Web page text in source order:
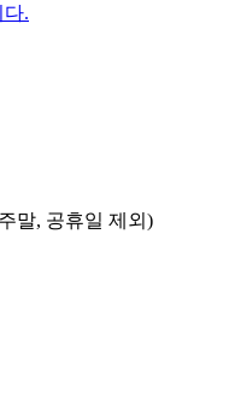
.
말, 공휴일 제외)